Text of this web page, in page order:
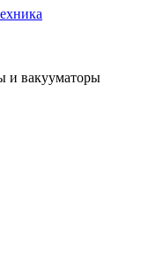
и вакууматоры